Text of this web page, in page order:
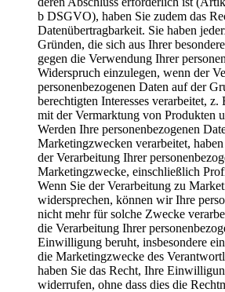
b DSGVO), haben Sie zudem das
Datenübertragbarkeit. Sie haben
Gründen, die sich aus Ihrer
gegen die Verwendung Ihrer
Widerspruch einzulegen, wenn der
personenbezogenen Daten auf der
berechtigten Interesses verarbeitet,
mit der Vermarktung von Produkten
Werden Ihre personenbezogenen
Marketingzwecken verarbeitet,
der Verarbeitung Ihrer
Marketingzwecke, einschließlich
Wenn Sie der Verarbeitung zu
widersprechen, können wir Ihre
nicht mehr für solche Zwecke
die Verarbeitung Ihrer
Einwilligung beruht, insbesondere
die Marketingzwecke des
haben Sie das Recht, Ihre
widerrufen, ohne dass dies die